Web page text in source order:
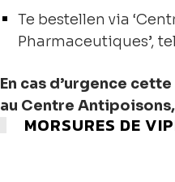
Te bestellen via
Pharmaceutiques’,
En cas d’urgence
au Centre
MORSURES DE